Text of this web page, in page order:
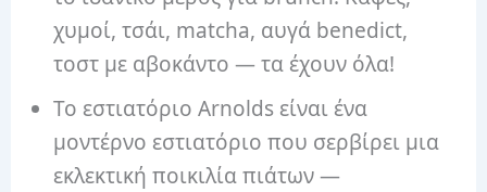
χυμοί, τσάι, matcha, αυγά benedict,
τοστ με αβοκάντο — τα έχουν όλα!
Το εστιατόριο Arnolds είναι ένα
μοντέρνο εστιατόριο που σερβίρει μια
εκλεκτική ποικιλία πιάτων —